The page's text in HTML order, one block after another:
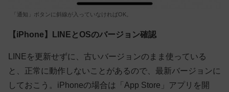
「通知」ボタンに斜線が入っていなければOK。
【iPhone】LINEとOSのバージョン確認
LINEを更新せずに、古いバージョンのまま使っている
と、正常に動作しないことがあるので、最新バージョンに
しておこう。iPhoneの場合は「App Store」アプリを開